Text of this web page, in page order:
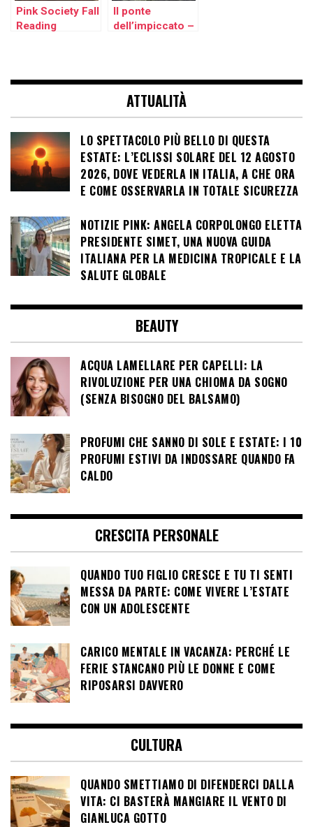
Pink Society Fall
Reading
dell’autunno
Il ponte
dell’impiccato –
prese con
l’ignoto
ATTUALITÀ
LO SPETTACOLO PIÙ BELLO DI QUESTA
ESTATE: L’ECLISSI SOLARE DEL 12 AGOSTO
2026, DOVE VEDERLA IN ITALIA, A CHE ORA
E COME OSSERVARLA IN TOTALE SICUREZZA
NOTIZIE PINK: ANGELA CORPOLONGO ELETTA
PRESIDENTE SIMET, UNA NUOVA GUIDA
ITALIANA PER LA MEDICINA TROPICALE E LA
SALUTE GLOBALE
BEAUTY
ACQUA LAMELLARE PER CAPELLI: LA
RIVOLUZIONE PER UNA CHIOMA DA SOGNO
(SENZA BISOGNO DEL BALSAMO)
PROFUMI CHE SANNO DI SOLE E ESTATE: I 10
PROFUMI ESTIVI DA INDOSSARE QUANDO FA
CALDO
CRESCITA PERSONALE
QUANDO TUO FIGLIO CRESCE E TU TI SENTI
MESSA DA PARTE: COME VIVERE L’ESTATE
CON UN ADOLESCENTE
CARICO MENTALE IN VACANZA: PERCHÉ LE
FERIE STANCANO PIÙ LE DONNE E COME
RIPOSARSI DAVVERO
CULTURA
QUANDO SMETTIAMO DI DIFENDERCI DALLA
VITA: CI BASTERÀ MANGIARE IL VENTO DI
GIANLUCA GOTTO